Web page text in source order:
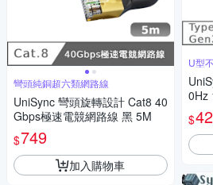
彎頭純銅超六類網路線
UniSync 彎頭旋轉設計 Cat8 40
Gbps極速電競網路線 黑 5M
$749
加入購物車
U型
0Hz
電
$